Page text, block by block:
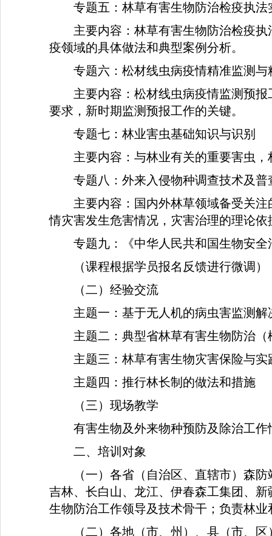
专题五：林草有害生物防治检疫执法
主要内容：林草有害生物防治检疫
疫领域的具体做法和典型案例分析。
专题六：松材线虫病疫情精准监测与
主要内容：松材线虫病疫情监测预
要求，新时期监测预报工作的关键。
专题七：林业害虫基础知识与识别
主要内容：与林业有关的重要害虫
专题八：外来入侵物种调查技术及普
主要内容：国内外林草领域备受关
情灾害发生危害情况，灾害治理的理论
专题九：《中华人民共和国生物安全
（课程根据学员报名反馈进行微调）
（二）经验交流
主题一：基于无人机的病虫害监测解
主题二：典型省林草有害生物防治
主题三：林草有害生物灾害保险与实
主题四：推行林长制的做法和措施
（三）现场教学
有害生物及外来物种预防及除治工作
二、培训对象
（一）各省（自治区、直辖市）森
吉林、长白山、龙江、伊春森工集团、
生物防治工作领导及技术骨干；负责林
（二）各地（市、州）、县（市、